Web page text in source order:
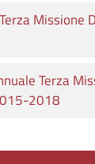
Missione
Terza
2018